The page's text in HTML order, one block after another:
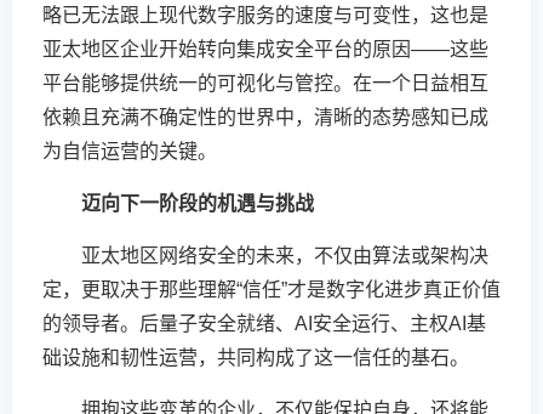
略已无法跟上现代数字服务的速度与可变性，这也是
亚太地区企业开始转向集成安全平台的原因——这些
平台能够提供统一的可视化与管控。在一个日益相互
依赖且充满不确定性的世界中，清晰的态势感知已成
为自信运营的关键。
迈向下一阶段的机遇与挑战
亚太地区网络安全的未来，不仅由算法或架构决
定，更取决于那些理解“信任”才是数字化进步真正价值
的领导者。后量子安全就绪、AI安全运行、主权AI基
础设施和韧性运营，共同构成了这一信任的基石。
拥抱这些变革的企业，不仅能保护自身，还将能